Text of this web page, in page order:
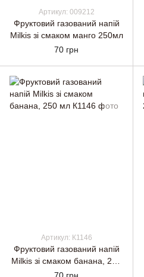
Артикул: 009212
Фруктовий газований напій
Milkis зі смаком манго 250мл
70 грн
Артикул: К1146
Фруктовий газований напій
Milkis зі смаком банана, 250
мл
70 грн